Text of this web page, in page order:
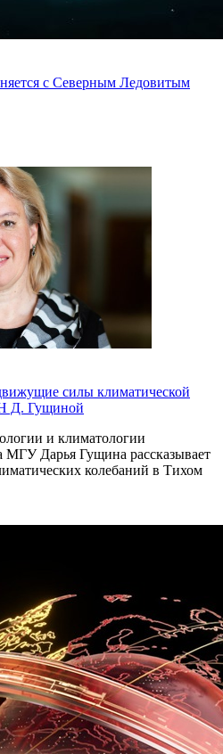
с Северным Ледовитым
силы климатической
Д. Гущиной
и климатологии
МГУ Дарья Гущина рассказывает
колебаний в Тихом